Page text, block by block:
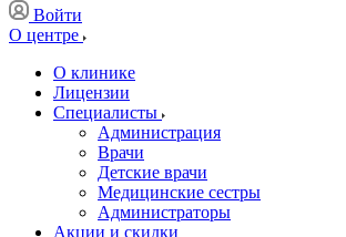
Войти
О центре
О клинике
Лицензии
Специалисты
Администрация
Врачи
Детские врачи
Медицинские сестры
Администраторы
Акции и скидки